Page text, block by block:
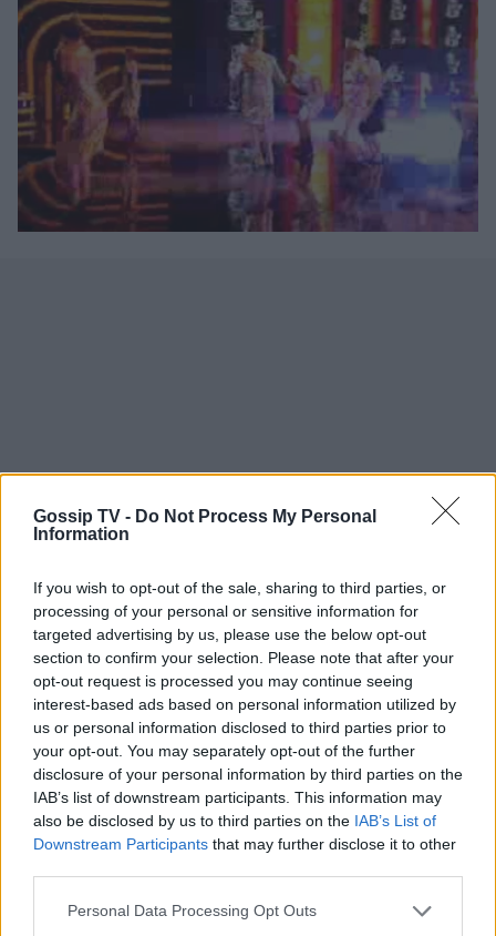
Gossip TV - Do Not Process My Personal
Information
If you wish to opt-out of the sale, sharing to third parties, or
processing of your personal or sensitive information for
targeted advertising by us, please use the below opt-out
section to confirm your selection. Please note that after your
opt-out request is processed you may continue seeing
interest-based ads based on personal information utilized by
us or personal information disclosed to third parties prior to
your opt-out. You may separately opt-out of the further
disclosure of your personal information by third parties on the
IAB’s list of downstream participants. This information may
also be disclosed by us to third parties on the IAB’s List of
Downstream Participants that may further disclose it to other
Personal Data Processing Opt Outs